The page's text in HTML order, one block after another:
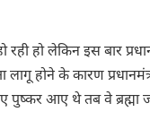
हो लेकिन इस बार
लागू होने के कारण
आए थे तब वे ब्रह्मा